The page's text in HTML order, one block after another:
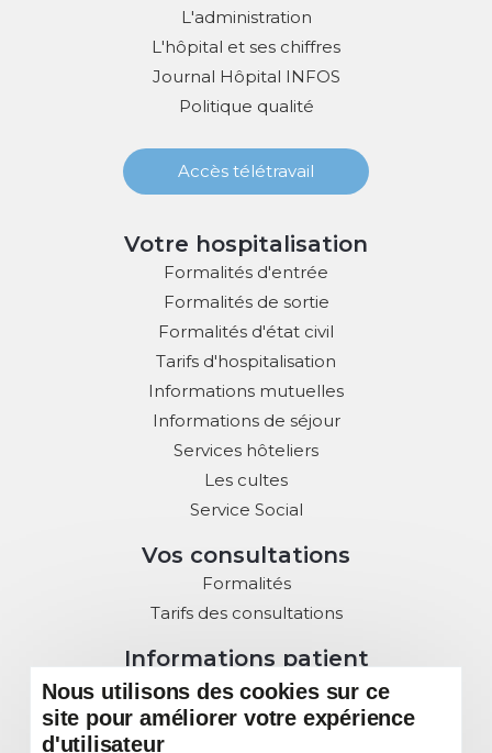
L'administration
L'hôpital et ses chiffres
Journal Hôpital INFOS
Politique qualité
Accès télétravail
Votre hospitalisation
Formalités d'entrée
Formalités de sortie
Formalités d'état civil
Tarifs d'hospitalisation
Informations mutuelles
Informations de séjour
Services hôteliers
Les cultes
Service Social
Vos consultations
Formalités
Tarifs des consultations
Informations patient
Droits des Patients
Charte de la Laïcité
Commission des usagers
Nous utilisons des cookies sur ce
site pour améliorer votre expérience
d'utilisateur